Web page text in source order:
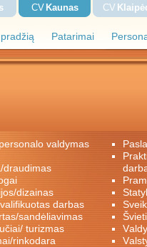
Į pradžią Patarimai
CV Kaunas CV
valdymas
draudimas
dizainas
darbas
sandėliavimas
turizmas
rinkodara
praktika/savanoriškas darbas/papildomas